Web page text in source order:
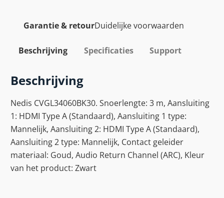
Garantie & retourDuidelijke voorwaarden
Beschrijving Specificaties Support
Beschrijving
Nedis CVGL34060BK30. Snoerlengte: 3 m, Aansluiting
1: HDMI Type A (Standaard), Aansluiting 1 type:
Mannelijk, Aansluiting 2: HDMI Type A (Standaard),
Aansluiting 2 type: Mannelijk, Contact geleider
materiaal: Goud, Audio Return Channel (ARC), Kleur
van het product: Zwart